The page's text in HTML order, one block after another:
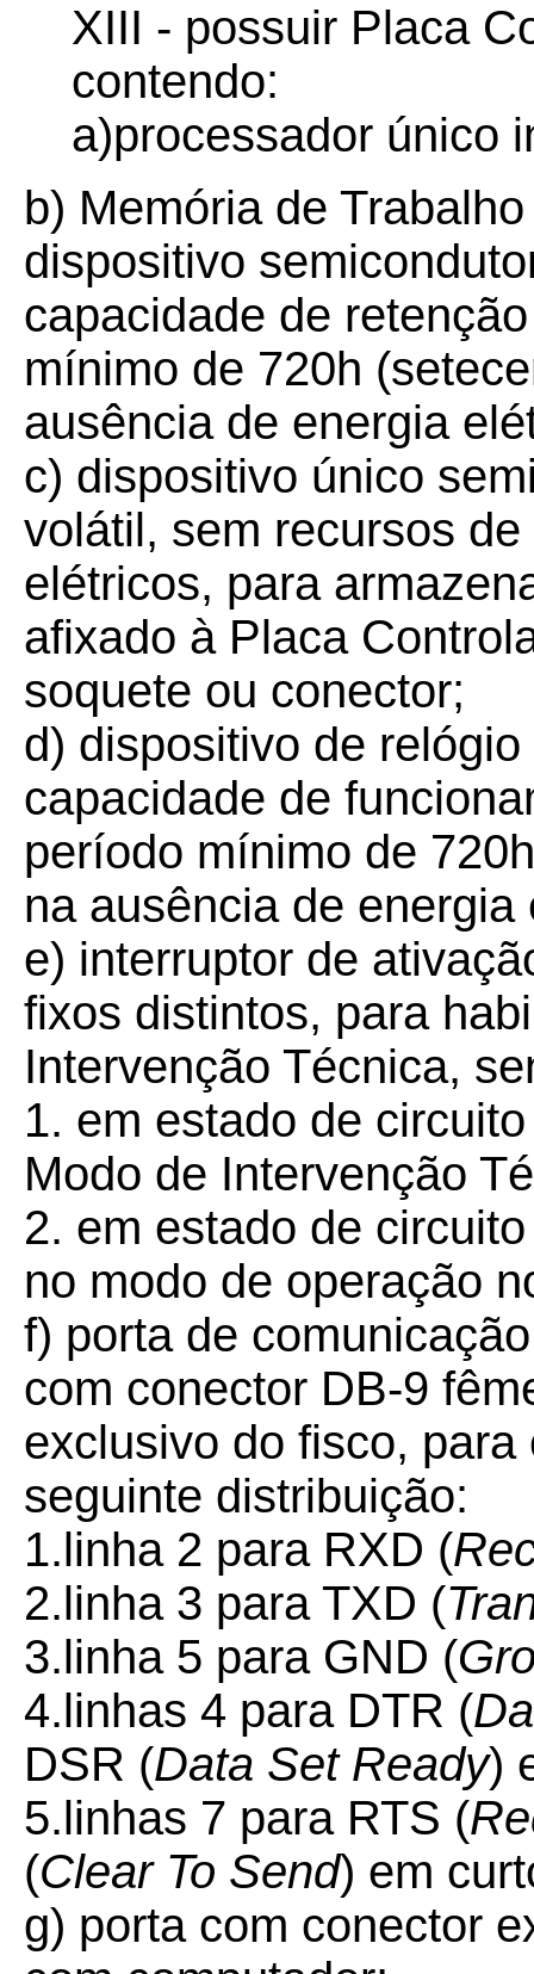
XIII - possuir Placa
contendo:
a)processador único
b) Memória de
dispositivo
capacidade de
mínimo de 720h
ausência de energia
c) dispositivo único
volátil, sem recursos
elétricos, para
afixado à Placa
soquete ou conector;
d) dispositivo de
capacidade de
período mínimo de
na ausência de
e) interruptor de
fixos distintos, para
Intervenção Técnica,
1. em estado de
Modo de Intervenção
2. em estado de
no modo de operação
f) porta de
com conector DB-9
exclusivo do fisco,
seguinte distribuição:
1.linha 2 para RXD (
2.linha 3 para TXD (
3.linha 5 para GND (
4.linhas 4 para DTR (
DSR (Data Set Ready)
5.linhas 7 para RTS (
(Clear To Send) em
g) porta com conector